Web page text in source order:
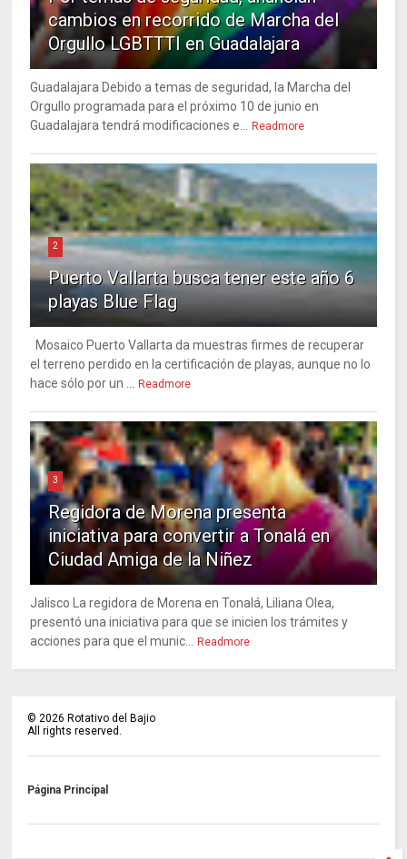
cambios en recorrido de Marcha del
Orgullo LGBTTTI en Guadalajara
Guadalajara Debido a temas de seguridad, la Marcha del
Orgullo programada para el próximo 10 de junio en
Guadalajara tendrá modificaciones e... Readmore
2
Puerto Vallarta busca tener este año 6
playas Blue Flag
Mosaico Puerto Vallarta da muestras firmes de recuperar
el terreno perdido en la certificación de playas, aunque no lo
hace sólo por un ... Readmore
3
Regidora de Morena presenta
iniciativa para convertir a Tonalá en
Ciudad Amiga de la Niñez
Jalisco La regidora de Morena en Tonalá, Liliana Olea,
presentó una iniciativa para que se inicien los trámites y
acciones para que el munic... Readmore
©2026 Rotativo del Bajio
All rights reserved.
Página Principal